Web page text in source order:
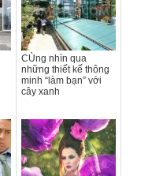
CÙng nhìn qua
những thiết kế thông
minh “làm bạn” với
cây xanh